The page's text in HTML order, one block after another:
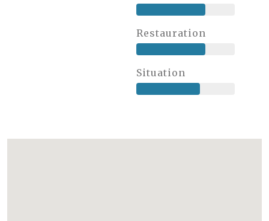
Restauration
Situation